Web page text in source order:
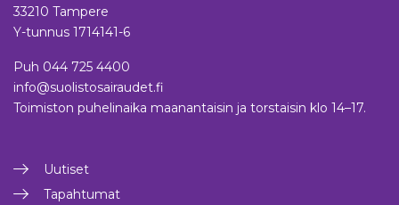
33210 Tampere
Y-tunnus 1714141-6
Puh 044 725 4400
info@suolistosairaudet.fi
Toimiston puhelinaika maanantaisin ja torstaisin klo 14–17.
Uutiset
Tapahtumat